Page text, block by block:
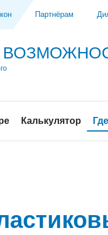
Партнёрам
Калькулятор